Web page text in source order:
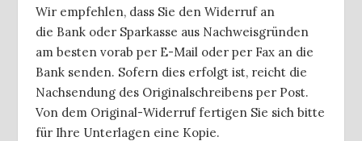
Wir empfehlen, dass Sie den Widerruf an
die Bank oder Sparkasse aus Nachweisgründen
am besten vorab per E-Mail oder per Fax an die
Bank senden. Sofern dies erfolgt ist, reicht die
Nachsendung des Originalschreibens per Post.
Von dem Original-Widerruf fertigen Sie sich bitte
für Ihre Unterlagen eine Kopie.